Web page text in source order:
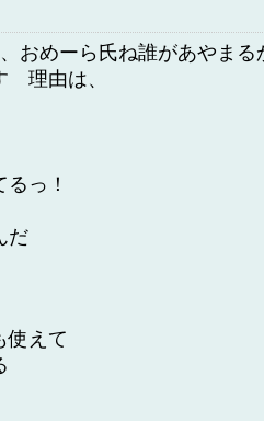
おめーら氏ね誰があやまる
理由は、
っ！
だ
使えて